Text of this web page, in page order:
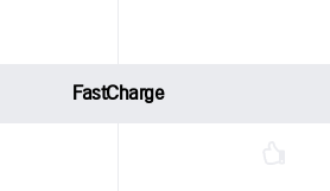
FastCharge